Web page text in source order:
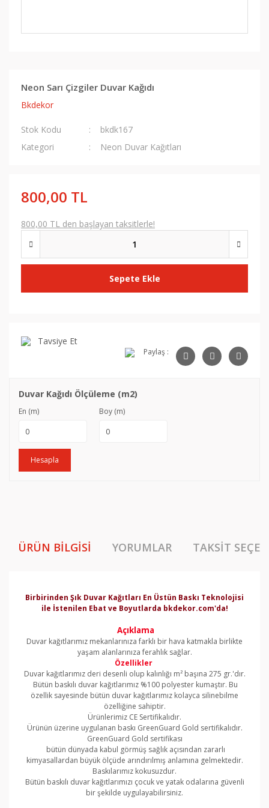
Neon Sarı Çizgiler Duvar Kağıdı
Bkdekor
Stok Kodu
bkdk167
Kategori
Neon Duvar Kağıtları
800,00 TL
800,00 TL den başlayan taksitlerle!
Sepete Ekle
Tavsiye Et
Paylaş :
Duvar Kağıdı Ölçüleme (m2)
En (m) Boy (m)
Hesapla
ÜRÜN BILGISI YORUMLAR TAKSIT
Birbirinden Şık Duvar Kağıtları En Üstün Baskı Teknolojisi
ile İstenilen Ebat ve Boyutlarda bkdekor.com'da!
Açıklama
Duvar kağıtlarımız mekanlarınıza farklı bir hava katmakla birlikte
yaşam alanlarınıza ferahlık sağlar.
Özellikler
Duvar kağıtlarımız deri desenli olup kalınlığı m² başına 275 gr.'dır.
Bütün baskılı duvar kağıtlarımız %100 polyester kumaştır. Bu
özellik sayesinde bütün duvar kağıtlarımız kolayca silinebilme
özelliğine sahiptir.
Ürünlerimiz CE Sertifikalıdır.
Ürünün üzerine uygulanan baskı GreenGuard Gold sertifikalıdır.
GreenGuard Gold sertifikası
bütün dünyada kabul görmüş sağlık açısından zararlı
kimyasallardan büyük ölçüde arındırılmış anlamına gelmektedir.
Baskılarımız kokusuzdur.
Bütün baskılı duvar kağıtlarımızı çocuk ve yatak odalarına güvenli
bir şekilde uygulayabilirsiniz.